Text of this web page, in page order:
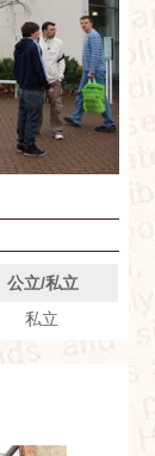
公立/私立
私立